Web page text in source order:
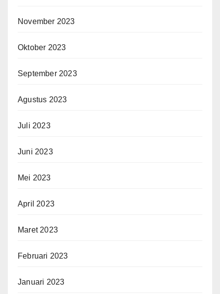
November 2023
Oktober 2023
September 2023
Agustus 2023
Juli 2023
Juni 2023
Mei 2023
April 2023
Maret 2023
Februari 2023
Januari 2023